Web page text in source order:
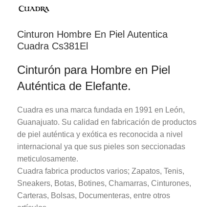
Cinturon Hombre En Piel Autentica
Cuadra Cs381El
Cinturón para Hombre en Piel
Auténtica de Elefante.
Cuadra es una marca fundada en 1991 en León,
Guanajuato. Su calidad en fabricación de productos
de piel auténtica y exótica es reconocida a nivel
internacional ya que sus pieles son seccionadas
meticulosamente.
Cuadra fabrica productos varios; Zapatos, Tenis,
Sneakers, Botas, Botines, Chamarras, Cinturones,
Carteras, Bolsas, Documenteras, entre otros